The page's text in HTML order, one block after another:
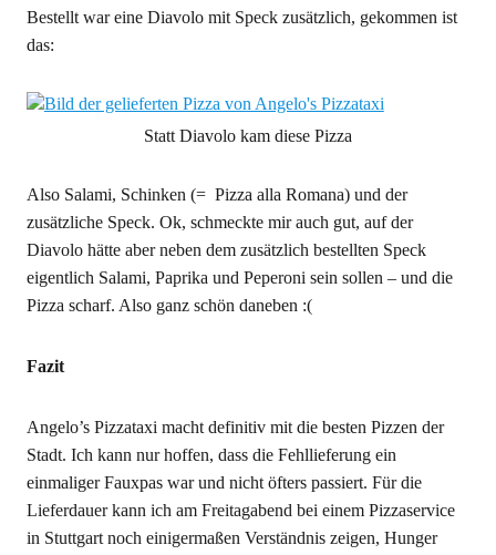
Bestellt war eine Diavolo mit Speck zusätzlich, gekommen ist
das:
Statt Diavolo kam diese Pizza
Also Salami, Schinken (= Pizza alla Romana) und der
zusätzliche Speck. Ok, schmeckte mir auch gut, auf der
Diavolo hätte aber neben dem zusätzlich bestellten Speck
eigentlich Salami, Paprika und Peperoni sein sollen – und die
Pizza scharf. Also ganz schön daneben :(
Fazit
Angelo’s Pizzataxi macht definitiv mit die besten Pizzen der
Stadt. Ich kann nur hoffen, dass die Fehllieferung ein
einmaliger Fauxpas war und nicht öfters passiert. Für die
Lieferdauer kann ich am Freitagabend bei einem Pizzaservice
in Stuttgart noch einigermaßen Verständnis zeigen, Hunger